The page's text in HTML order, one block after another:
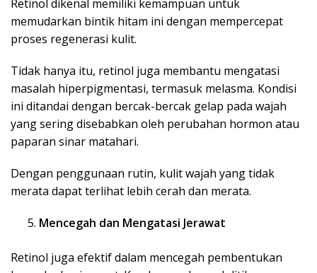
Retinol dikenal memiliki kemampuan untuk
memudarkan bintik hitam ini dengan mempercepat
proses regenerasi kulit.
Tidak hanya itu, retinol juga membantu mengatasi
masalah hiperpigmentasi, termasuk melasma. Kondisi
ini ditandai dengan bercak-bercak gelap pada wajah
yang sering disebabkan oleh perubahan hormon atau
paparan sinar matahari.
Dengan penggunaan rutin, kulit wajah yang tidak
merata dapat terlihat lebih cerah dan merata.
Mencegah dan Mengatasi Jerawat
Retinol juga efektif dalam mencegah pembentukan